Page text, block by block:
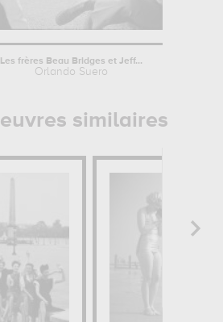
Les frères Beau Bridges et Jeff...
Orlando Suero
similaires